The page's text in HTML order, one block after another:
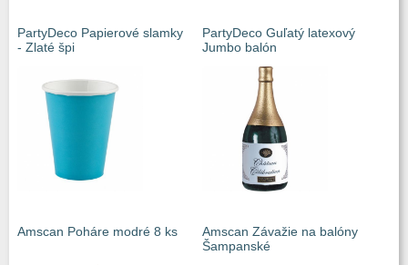
PartyDeco Papierové slamky
- Zlaté špi
PartyDeco Guľatý latexový
Jumbo balón
Amscan Poháre modré 8 ks
Amscan Závažie na balóny
Šampanské